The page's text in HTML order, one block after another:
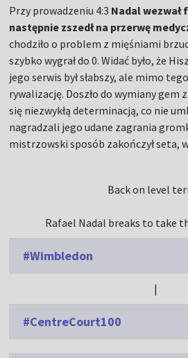
Przy prowadzeniu 4:3 Nadal
następnie zszedł na przerwę
chodziło o problem z mięśniami
szybko wygrał do 0. Widać było, że
jego serwis był słabszy, ale mimo
rywalizację. Doszło do wymiany gem
się niezwykłą determinacją, co nie
nagradzali jego udane zagrania
mistrzowski sposób zakończył seta,
Back on level
Rafael Nadal breaks to take
#Wimbledon
|
#CentreCourt100